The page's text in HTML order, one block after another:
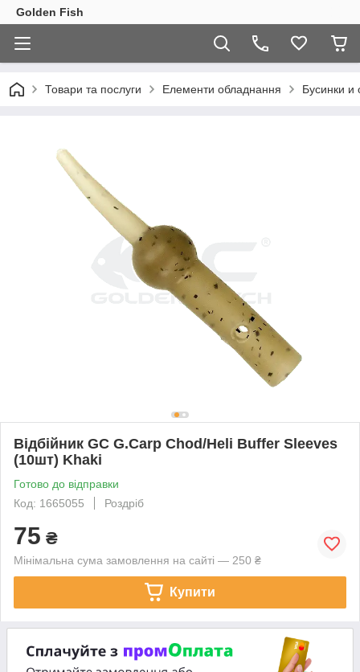
Golden Fish
Товари та послуги Елементи обладнання Бусинки и
Відбійник GC G.Carp Chod/Heli Buffer Sleeves
(10шт) Khaki
Готово до відправки
Код: 1665055
Роздріб
75 ₴
Мінімальна сума замовлення на сайті — 250 ₴
Купити